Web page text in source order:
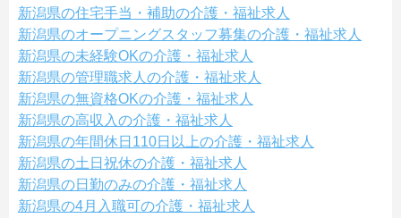
新潟県の住宅手当・補助の介護・福祉求人
新潟県のオープニングスタッフ募集の介護・福祉求人
新潟県の未経験OKの介護・福祉求人
新潟県の管理職求人の介護・福祉求人
新潟県の無資格OKの介護・福祉求人
新潟県の高収入の介護・福祉求人
新潟県の年間休日110日以上の介護・福祉求人
新潟県の土日祝休の介護・福祉求人
新潟県の日勤のみの介護・福祉求人
新潟県の4月入職可の介護・福祉求人